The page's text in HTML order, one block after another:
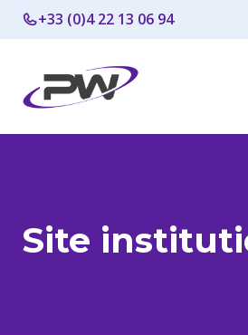
Aller
au
+33 (0)4 22 13 06 94
Site